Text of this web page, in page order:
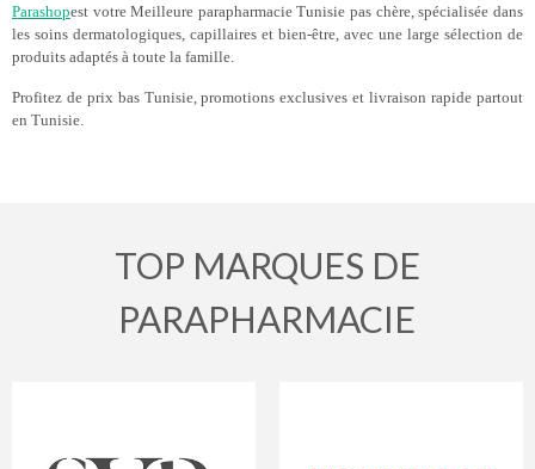
Parashopest votre Meilleure parapharmacie Tunisie pas chère, spécialisée dans
les soins dermatologiques, capillaires et bien-être, avec une large sélection de
produits adaptés à toute la famille.
Profitez de prix bas Tunisie, promotions exclusives et livraison rapide partout
en Tunisie.
TOP MARQUES DE
PARAPHARMACIE